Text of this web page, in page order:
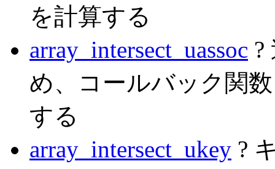
を計算する
array_intersect_uassoc ?
め、コールバック関
する
array_intersect_ukey ?